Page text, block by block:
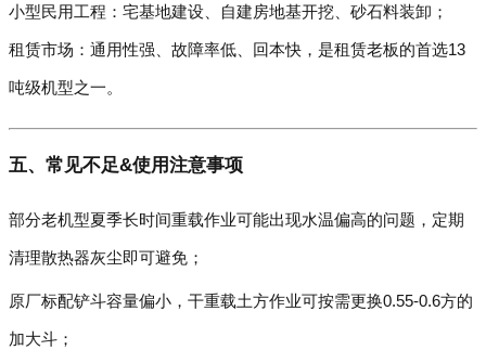
小型民用工程：宅基地建设、自建房地基开挖、砂石料装卸；
租赁市场：通用性强、故障率低、回本快，是租赁老板的首选13
吨级机型之一。
五、常见不足&使用注意事项
部分老机型夏季长时间重载作业可能出现水温偏高的问题，定期
清理散热器灰尘即可避免；
原厂标配铲斗容量偏小，干重载土方作业可按需更换0.55-0.6方的
加大斗；